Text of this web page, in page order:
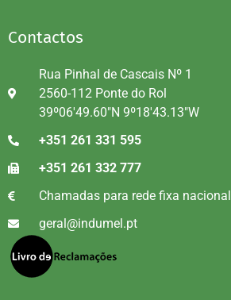
Contactos
Rua Pinhal de Cascais Nº 1
2560-112 Ponte do Rol
39º06'49.60"N 9º18'43.13"W
+351 261 331 595
+351 261 332 777
Chamadas para rede fixa nacional
geral@indumel.pt